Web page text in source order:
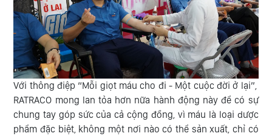
Với thông điệp “Mỗi giọt máu cho đi - Một cuộc đời ở lại”,
RATRACO mong lan tỏa hơn nữa hành động này để có sự
chung tay góp sức của cả cộng đồng, vì máu là loại dược
phẩm đặc biệt, không một nơi nào có thể sản xuất, chỉ có